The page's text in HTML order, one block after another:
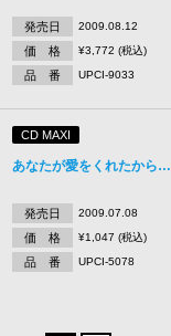
発売日 2009.08.12
価 格 ¥3,772 (税込)
品 番 UPCI-9033
CD MAXI
あなたが愛をくれたから…
発売日 2009.07.08
価 格 ¥1,047 (税込)
品 番 UPCI-5078